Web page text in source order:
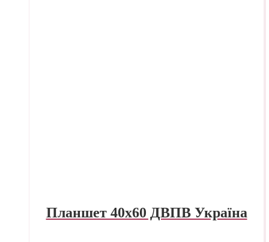
Планшет 40х60 ДВПВ Україна